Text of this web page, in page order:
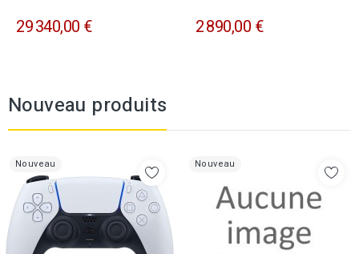
29 340,00 € 2 890,00 €
Nouveau produits
Nouveau Nouveau